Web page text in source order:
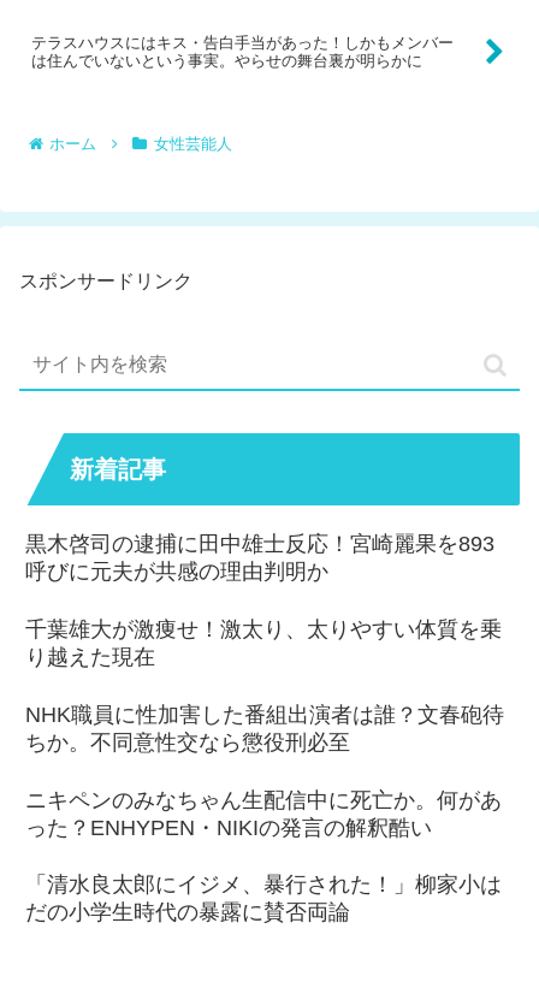
テラスハウスにはキス・告白手当があった！しかもメンバー
は住んでいないという事実。やらせの舞台裏が明らかに
ホーム 女性芸能人
スポンサードリンク
新着記事
黒木啓司の逮捕に田中雄士反応！宮崎麗果を893
呼びに元夫が共感の理由判明か
千葉雄大が激痩せ！激太り、太りやすい体質を乗
り越えた現在
NHK職員に性加害した番組出演者は誰？文春砲待
ちか。不同意性交なら懲役刑必至
ニキペンのみなちゃん生配信中に死亡か。何があ
った？ENHYPEN・NIKIの発言の解釈酷い
「清水良太郎にイジメ、暴行された！」柳家小は
だの小学生時代の暴露に賛否両論